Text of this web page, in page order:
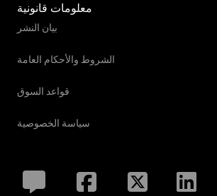
معلومات قانونية
بيان النشر
الشروط والأحكام العامة
قواعد السوق
سياسة الخصوصية